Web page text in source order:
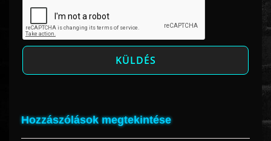
Hozzászólások megtekintése